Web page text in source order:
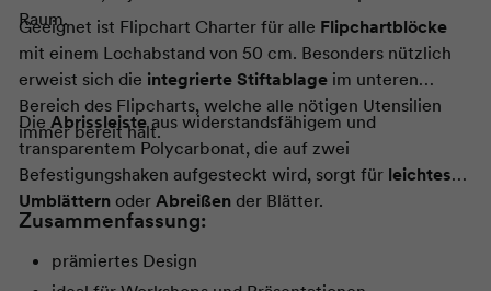
Raum.
Geeignet ist Flipchart Charter für alle Flipchartblöcke
mit einem Lochabstand von 50 cm. Besonders nützlich
erweist sich die integrierte Stiftablage im unteren
Bereich des Flipcharts, welche alle nötigen Utensilien
immer bereit hält.
Die Abrissleisteaus widerstandsfähigem und
transparentem Polycarbonat, die auf zwei
Befestigungshaken aufgesteckt wird, sorgt für leichtes
Umblättern oder Abreißen der Blätter.
Zusammenfassung:
prämiertes Design